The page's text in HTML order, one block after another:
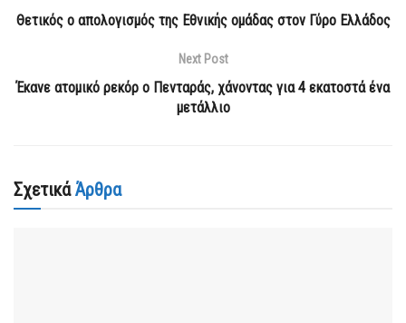
Θετικός ο απολογισμός της Εθνικής ομάδας στον Γύρο Ελλάδος
Next Post
Έκανε ατομικό ρεκόρ ο Πενταράς, χάνοντας για 4 εκατοστά ένα
μετάλλιο
ΣχετικάΆρθρα